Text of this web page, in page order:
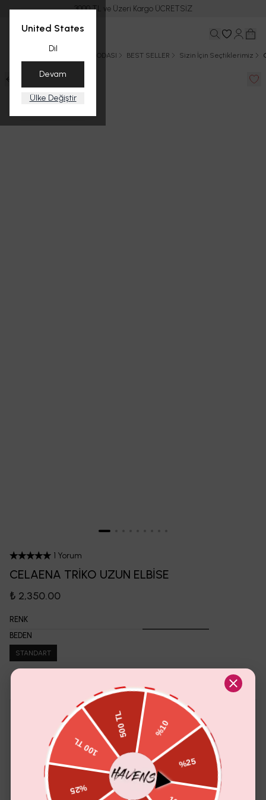
United States
Dil
Devam
Ülke Değiştir
3000 TL ve Üzeri Kargo ÜCRETSİZ
PLAJ MODASI BEST SELLER Sizin İçin Seçtiklerimiz
1 Yorum
CELAENA TRİKO UZUN ELBİSE
₺ 2,350.00
RENK
BEDEN
STANDART
Sana Özel İndirim
PORTO PUANTİYELİ TAKIM
₺ 2,350.00₺ 1,999.00